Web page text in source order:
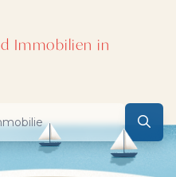
Immobilien in